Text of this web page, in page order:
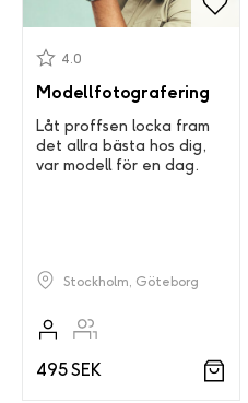
Modellfotografering
4.0
Låt proffsen locka fram
det allra bästa hos dig,
var modell för en dag.
Stockholm, Göteborg
495 SEK